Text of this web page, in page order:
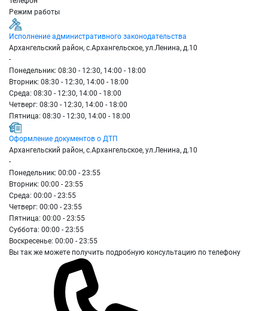
Режим работы
Исполнение административного законодательства
Архангельский район, с.Архангельское, ул.Ленина, д.10
-
Понедельник: 08:30 - 12:30, 14:00 - 18:00
Вторник: 08:30 - 12:30, 14:00 - 18:00
Среда: 08:30 - 12:30, 14:00 - 18:00
Четверг: 08:30 - 12:30, 14:00 - 18:00
Пятница: 08:30 - 12:30, 14:00 - 18:00
Оформление документов о ДТП
Архангельский район, с.Архангельское, ул.Ленина, д.10
-
Понедельник: 00:00 - 23:55
Вторник: 00:00 - 23:55
Среда: 00:00 - 23:55
Четверг: 00:00 - 23:55
Пятница: 00:00 - 23:55
Суббота: 00:00 - 23:55
Воскресенье: 00:00 - 23:55
Вы так же можете получить подробную консультацию по телефону